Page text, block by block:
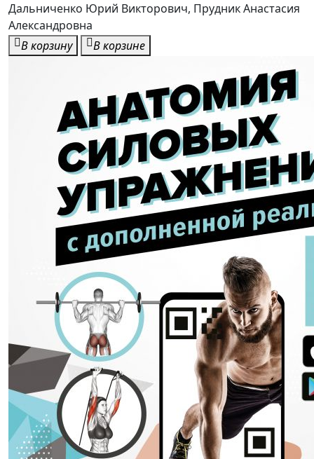
Каталог
Магазины-партнеры
Как купить
Доставка
Контакты
Новости
Дополнительная информация